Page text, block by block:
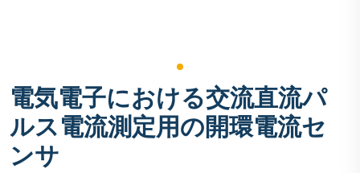
電気電子における交流直流パ
ルス電流測定用の開環電流セ
ンサ